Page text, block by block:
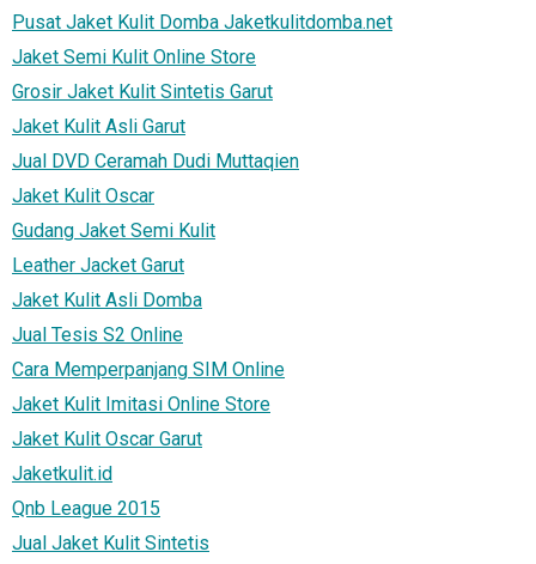
Pusat Jaket Kulit Domba Jaketkulitdomba.net
Jaket Semi Kulit Online Store
Grosir Jaket Kulit Sintetis Garut
Jaket Kulit Asli Garut
Jual DVD Ceramah Dudi Muttaqien
Jaket Kulit Oscar
Gudang Jaket Semi Kulit
Leather Jacket Garut
Jaket Kulit Asli Domba
Jual Tesis S2 Online
Cara Memperpanjang SIM Online
Jaket Kulit Imitasi Online Store
Jaket Kulit Oscar Garut
Jaketkulit.id
Qnb League 2015
Jual Jaket Kulit Sintetis